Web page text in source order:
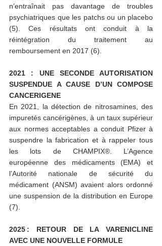
n’entraînait pas davantage de troubles
psychiatriques que les patchs ou un placebo
(5). Ces résultats ont conduit à la
réintégration du traitement au
remboursement en 2017 (6).
2021 : UNE SECONDE AUTORISATION
SUSPENDUE A CAUSE D’UN COMPOSE
CANCERIGENE
En 2021, la détection de nitrosamines, des
impuretés cancérigènes, à un taux supérieur
aux normes acceptables a conduit Pfizer à
suspendre la fabrication et à rappeler tous
les lots de CHAMPIX®. L’Agence
européenne des médicaments (EMA) et
l’Autorité nationale de sécurité du
médicament (ANSM) avaient alors ordonné
une suspension de la distribution en Europe
(7).
2025 : RETOUR DE LA VARENICLINE
AVEC UNE NOUVELLE FORMULE